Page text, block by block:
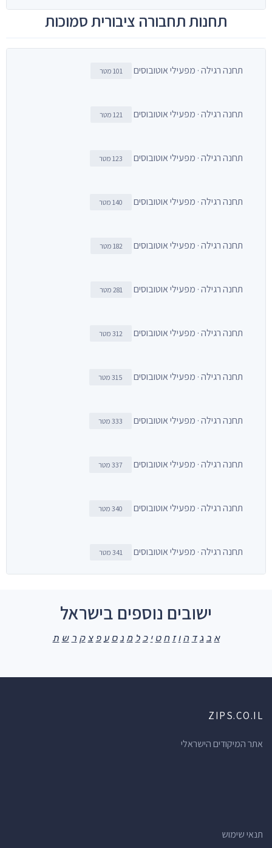
תחנות תחבורה ציבורית סמוכות
תחנה רגילה · מפעילי אוטובוסים 101 מטר
תחנה רגילה · מפעילי אוטובוסים 121 מטר
תחנה רגילה · מפעילי אוטובוסים 123 מטר
תחנה רגילה · מפעילי אוטובוסים 140 מטר
תחנה רגילה · מפעילי אוטובוסים 182 מטר
תחנה רגילה · מפעילי אוטובוסים 281 מטר
תחנה רגילה · מפעילי אוטובוסים 312 מטר
תחנה רגילה · מפעילי אוטובוסים 315 מטר
תחנה רגילה · מפעילי אוטובוסים 333 מטר
תחנה רגילה · מפעילי אוטובוסים 337 מטר
תחנה רגילה · מפעילי אוטובוסים 340 מטר
תחנה רגילה · מפעילי אוטובוסים 341 מטר
ישובים נוספים בישראל
א ב ג ד ה ו ז ח ט י כ ל מ נ ס ע פ צ ק ר ש ת
ZIPS.CO.IL
אתר המיקודים הישראלי
תנאי שימוש